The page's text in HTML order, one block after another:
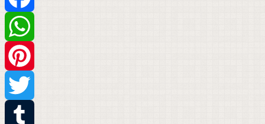
Facebook
WhatsApp
Pinterest
Twitter